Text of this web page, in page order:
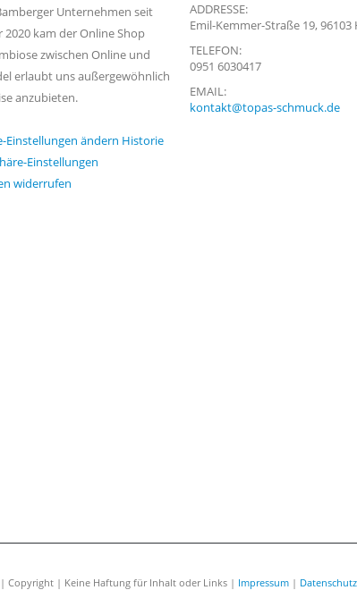
Unternehmen seit
2020 kam der Online Shop
zwischen Online und
erlaubt uns außergewöhnlich
anzubieten.
Einstellungen ändern Historie
Einstellungen
widerrufen
ADDRESSE:
Emil-Kemmer-Straße 19,
TELEFON:
0951 6030417
EMAIL:
kontakt@topas-schmuck.de
Copyright | Keine Haftung für Inhalt oder Links | Impressum | Datenschutz